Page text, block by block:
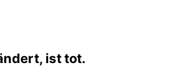
ist tot.